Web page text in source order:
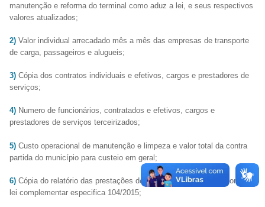
manutenção e reforma do terminal como aduz a lei, e seus respectivos
valores atualizados;
2) Valor individual arrecadado mês a mês das empresas de transporte
de carga, passageiros e alugueis;
3) Cópia dos contratos individuais e efetivos, cargos e prestadores de
serviços;
4) Numero de funcionários, contratados e efetivos, cargos e
prestadores de serviços terceirizados;
5) Custo operacional de manutenção e limpeza e valor total da contra
partida do município para custeio em geral;
6) Cópia do relatório das prestações de conta ao legislativo conforme a
lei complementar especifica 104/2015;